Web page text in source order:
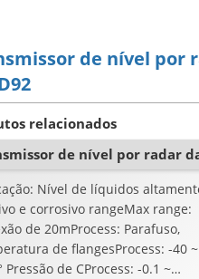
de nível por
relacionados
de nível por radar
Nível de líquidos
e corrosivo rangeMax range:
de 20mProcess: Parafuso,
de flangesProcess: -40 ~
Pressão de CProcess: -0.1 ~